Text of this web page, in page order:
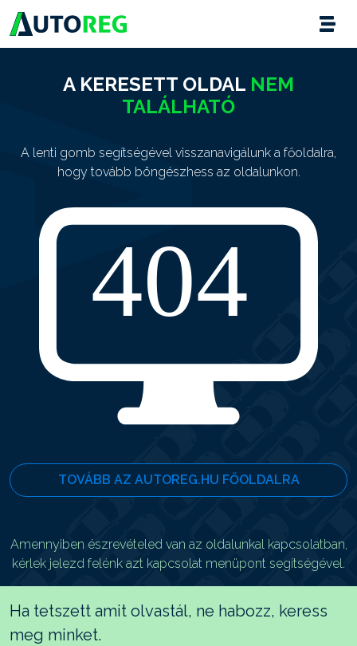
A KERESETT OLDAL NEM
TALÁLHATÓ
A lenti gomb segítségével visszanavigálunk a főoldalra,
hogy tovább böngészhess az oldalunkon.
TOVÁBB AZ AUTOREG.HU FŐOLDALRA
Amennyiben észrevételed van az oldalunkal kapcsolatban,
kérlek jelezd felénk azt kapcsolat menüpont segítségével.
Ha tetszett amit olvastál, ne habozz, keress
meg minket.